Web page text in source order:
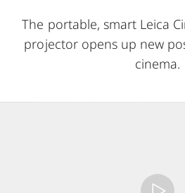
The portable, smart Leica
projector opens up new
cinema.